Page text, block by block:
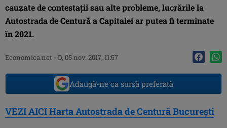
cauzate de contestaţii sau alte probleme, lucrările la
Autostrada de Centură a Capitalei ar putea fi terminate
în 2021.
Economica.net - D, 05 nov. 2017, 11:57
Adaugă-ne ca sursă preferată
VEZI AICI Harta Autostrada de Centură Bucureşti